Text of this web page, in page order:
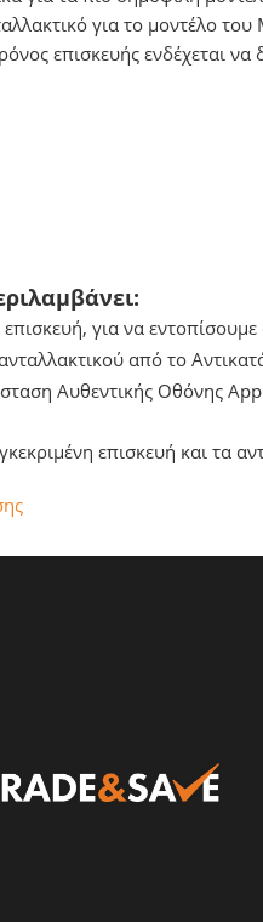
για το μοντέλο
επισκευής ενδέχεται να
για να
από το
Αυθεντικής Οθόνης
επισκευή και τα